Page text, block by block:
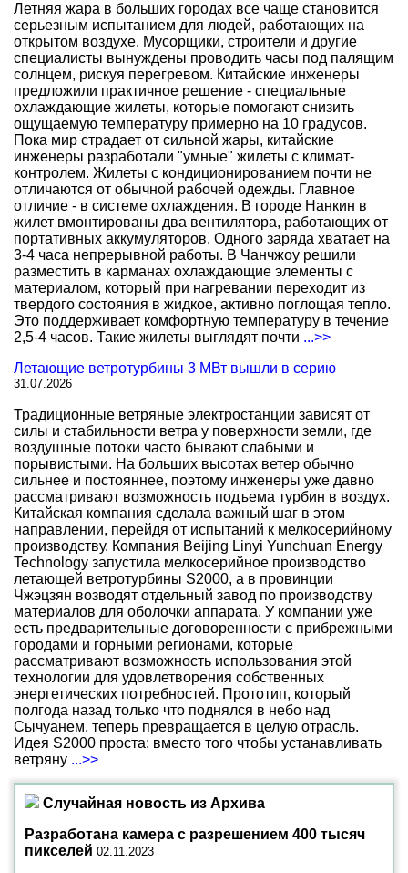
Летняя жара в больших городах все чаще становится
серьезным испытанием для людей, работающих на
открытом воздухе. Мусорщики, строители и другие
специалисты вынуждены проводить часы под палящим
солнцем, рискуя перегревом. Китайские инженеры
предложили практичное решение - специальные
охлаждающие жилеты, которые помогают снизить
ощущаемую температуру примерно на 10 градусов.
Пока мир страдает от сильной жары, китайские
инженеры разработали "умные" жилеты с климат-
контролем. Жилеты с кондиционированием почти не
отличаются от обычной рабочей одежды. Главное
отличие - в системе охлаждения. В городе Нанкин в
жилет вмонтированы два вентилятора, работающих от
портативных аккумуляторов. Одного заряда хватает на
3-4 часа непрерывной работы. В Чанчжоу решили
разместить в карманах охлаждающие элементы с
материалом, который при нагревании переходит из
твердого состояния в жидкое, активно поглощая тепло.
Это поддерживает комфортную температуру в течение
2,5-4 часов. Такие жилеты выглядят почти ...>>
Летающие ветротурбины 3 МВт вышли в серию
31.07.2026
Традиционные ветряные электростанции зависят от
силы и стабильности ветра у поверхности земли, где
воздушные потоки часто бывают слабыми и
порывистыми. На больших высотах ветер обычно
сильнее и постояннее, поэтому инженеры уже давно
рассматривают возможность подъема турбин в воздух.
Китайская компания сделала важный шаг в этом
направлении, перейдя от испытаний к мелкосерийному
производству. Компания Beijing Linyi Yunchuan Energy
Technology запустила мелкосерийное производство
летающей ветротурбины S2000, а в провинции
Чжэцзян возводят отдельный завод по производству
материалов для оболочки аппарата. У компании уже
есть предварительные договоренности с прибрежными
городами и горными регионами, которые
рассматривают возможность использования этой
технологии для удовлетворения собственных
энергетических потребностей. Прототип, который
полгода назад только что поднялся в небо над
Сычуанем, теперь превращается в целую отрасль.
Идея S2000 проста: вместо того чтобы устанавливать
ветряну ...>>
Случайная новость из Архива
Разработана камера с разрешением 400 тысяч
пикселей 02.11.2023